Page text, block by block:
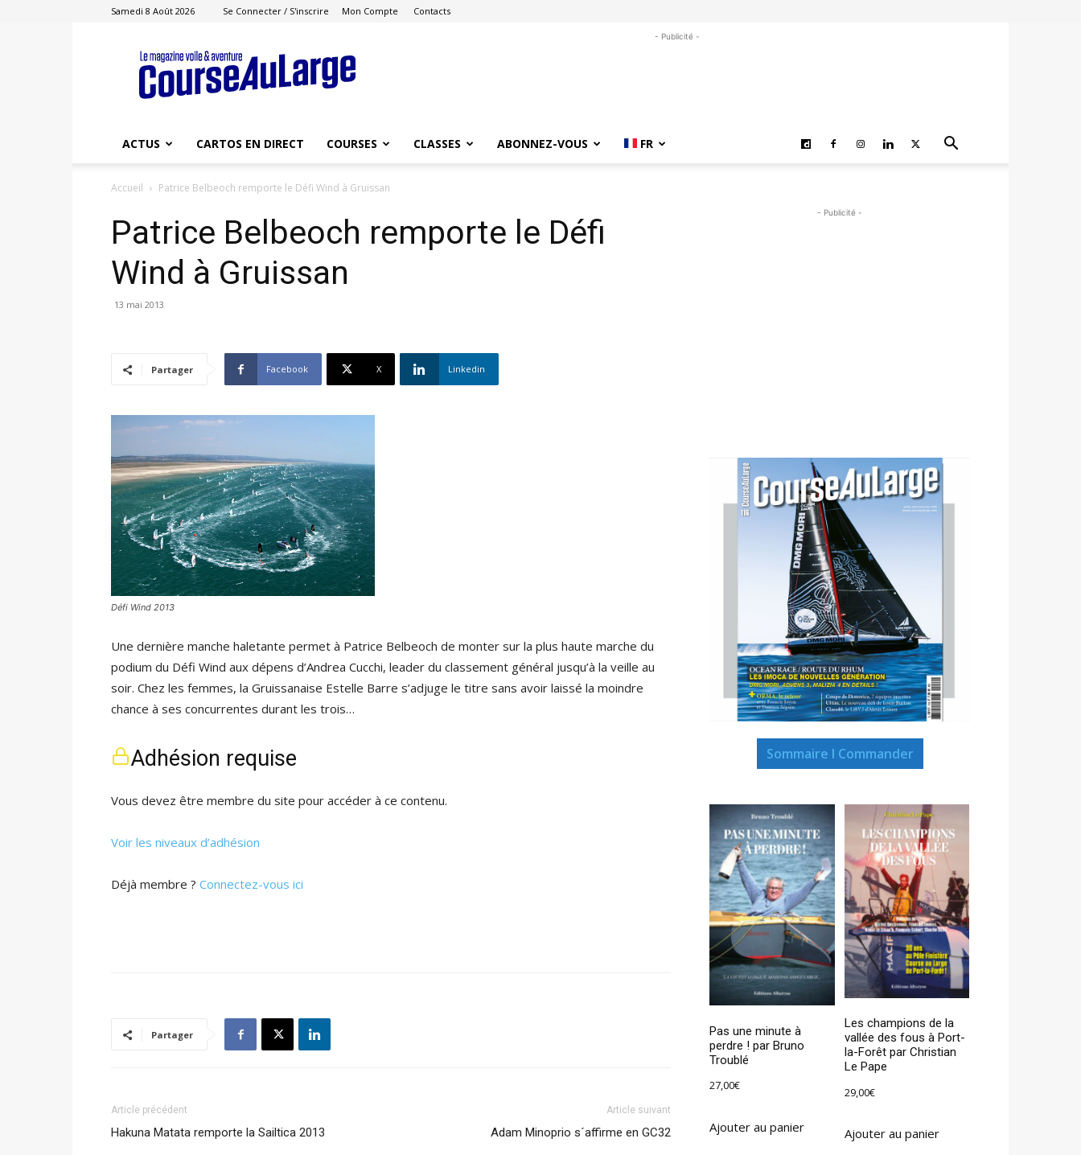
Samedi 8 Août 2026 Se Connecter / S'inscrire Mon Compte Contacts
Course
au
Large
- Publicité -
ACTUS CARTOS EN DIRECT COURSES CLASSES ABONNEZ-VOUS FR
Accueil Patrice Belbeoch remporte le Défi Wind à Gruissan
Patrice Belbeoch remporte le Défi
Wind à Gruissan
13 mai 2013
Partager Facebook X Linkedin
Défi Wind 2013
Une dernière manche haletante permet à Patrice Belbeoch de monter sur la plus haute marche du
podium du Défi Wind aux dépens d’Andrea Cucchi, leader du classement général jusqu’à la veille au
soir. Chez les femmes, la Gruissanaise Estelle Barre s’adjuge le titre sans avoir laissé la moindre
chance à ses concurrentes durant les trois…
Adhésion requise
Vous devez être membre du site pour accéder à ce contenu.
Voir les niveaux d’adhésion
Déjà membre ? Connectez-vous ici
Partager
Article précédent
Hakuna Matata remporte la Sailtica 2013
Article suivant
Adam Minoprio s´affirme en GC32
- Publicité -
Sommaire I Commander
Pas une minute à
perdre ! par Bruno
Troublé
27,00€
Ajouter au panier
Les champions de la
vallée des fous à Port-
la-Forêt par Christian
Le Pape
29,00€
Ajouter au panier